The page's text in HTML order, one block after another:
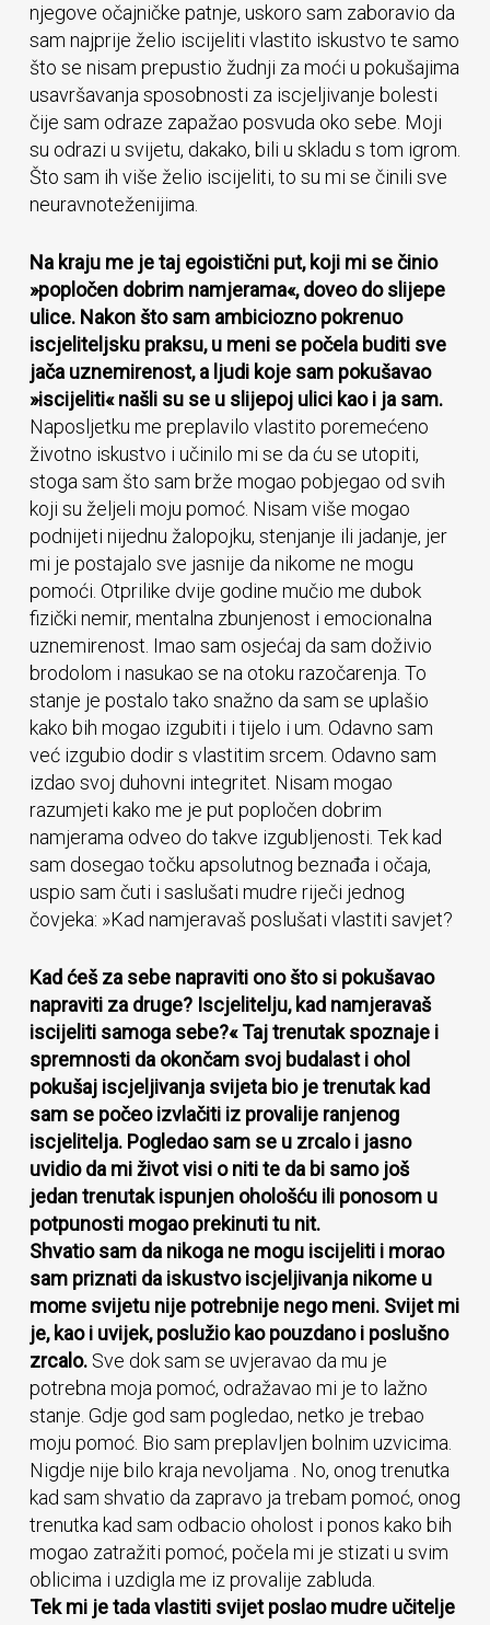
njegove očajničke patnje, uskoro sam zaboravio da
sam najprije želio iscijeliti vlastito iskustvo te samo
što se nisam prepustio žudnji za moći u pokušajima
usavršavanja sposobnosti za iscjeljivanje bolesti
čije sam odraze zapažao posvuda oko sebe. Moji
su odrazi u svijetu, dakako, bili u skladu s tom igrom.
Što sam ih više želio iscijeliti, to su mi se činili sve
neuravnoteženijima.
Na kraju me je taj egoistični put, koji mi se činio
»popločen dobrim namjerama«, doveo do slijepe
ulice. Nakon što sam ambiciozno pokrenuo
iscjeliteljsku praksu, u meni se počela buditi sve
jača uznemirenost, a ljudi koje sam pokušavao
»iscijeliti« našli su se u slijepoj ulici kao i ja sam.
Naposljetku me preplavilo vlastito poremećeno
životno iskustvo i učinilo mi se da ću se utopiti,
stoga sam što sam brže mogao pobjegao od svih
koji su željeli moju pomoć. Nisam više mogao
podnijeti nijednu žalopojku, stenjanje ili jadanje, jer
mi je postajalo sve jasnije da nikome ne mogu
pomoći. Otprilike dvije godine mučio me dubok
fizički nemir, mentalna zbunjenost i emocionalna
uznemirenost. Imao sam osjećaj da sam doživio
brodolom i nasukao se na otoku razočarenja. To
stanje je postalo tako snažno da sam se uplašio
kako bih mogao izgubiti i tijelo i um. Odavno sam
već izgubio dodir s vlastitim srcem. Odavno sam
izdao svoj duhovni integritet. Nisam mogao
razumjeti kako me je put popločen dobrim
namjerama odveo do takve izgubljenosti. Tek kad
sam dosegao točku apsolutnog beznađa i očaja,
uspio sam čuti i saslušati mudre riječi jednog
čovjeka: »Kad namjeravaš poslušati vlastiti savjet?
Kad ćeš za sebe napraviti ono što si pokušavao
napraviti za druge? Iscjelitelju, kad namjeravaš
iscijeliti samoga sebe?« Taj trenutak spoznaje i
spremnosti da okončam svoj budalast i ohol
pokušaj iscjeljivanja svijeta bio je trenutak kad
sam se počeo izvlačiti iz provalije ranjenog
iscjelitelja. Pogledao sam se u zrcalo i jasno
uvidio da mi život visi o niti te da bi samo još
jedan trenutak ispunjen ohološću ili ponosom u
potpunosti mogao prekinuti tu nit.
Shvatio sam da nikoga ne mogu iscijeliti i morao
sam priznati da iskustvo iscjeljivanja nikome u
mome svijetu nije potrebnije nego meni. Svijet mi
je, kao i uvijek, poslužio kao pouzdano i poslušno
zrcalo.Sve dok sam se uvjeravao da mu je
potrebna moja pomoć, odražavao mi je to lažno
stanje. Gdje god sam pogledao, netko je trebao
moju pomoć. Bio sam preplavljen bolnim uzvicima.
Nigdje nije bilo kraja nevoljama . No, onog trenutka
kad sam shvatio da zapravo ja trebam pomoć, onog
trenutka kad sam odbacio oholost i ponos kako bih
mogao zatražiti pomoć, počela mi je stizati u svim
oblicima i uzdigla me iz provalije zabluda.
Tek mi je tada vlastiti svijet poslao mudre učitelje